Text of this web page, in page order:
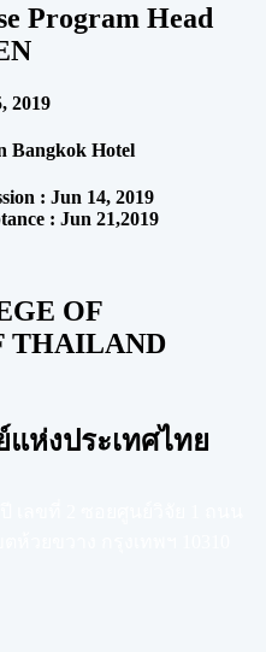
Program Head
2019
Bangkok Hotel
: Jun 14, 2019
: Jun 21,2019
OF
THAILAND
ห่งประเทศไทย